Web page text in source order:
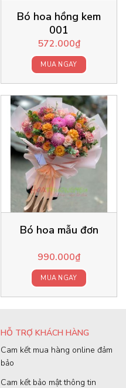
Bó hoa hồng kem
001
572.000₫
MUA NGAY
Bó hoa mẫu đơn
990.000₫
MUA NGAY
HỖ TRỢ KHÁCH HÀNG
Cam kết mua hàng online đảm
bảo
Cam kết bảo mật thông tin